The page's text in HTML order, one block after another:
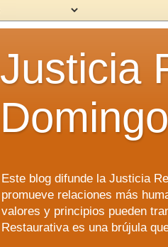
Justicia
Domingo
Este blog difunde la Justicia
promueve relaciones más
valores y principios pueden
Restaurativa es una brújula